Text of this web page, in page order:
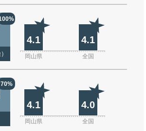
4.1 4.1
岡山県 全国
70%
4.1 4.0
岡山県 全国